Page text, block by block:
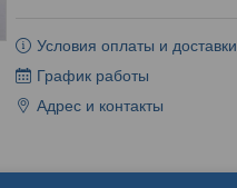
Условия оплаты и доставки
График работы
Адрес и контакты